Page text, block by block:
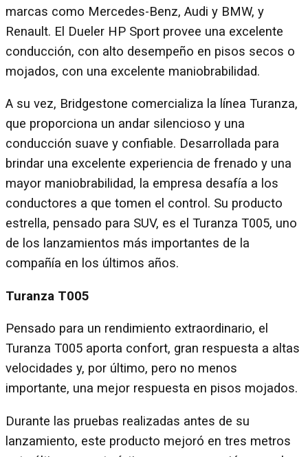
marcas como Mercedes-Benz, Audi y BMW, y
Renault. El Dueler HP Sport provee una excelente
conducción, con alto desempeño en pisos secos o
mojados, con una excelente maniobrabilidad.
A su vez, Bridgestone comercializa la línea Turanza,
que proporciona un andar silencioso y una
conducción suave y confiable. Desarrollada para
brindar una excelente experiencia de frenado y una
mayor maniobrabilidad, la empresa desafía a los
conductores a que tomen el control. Su producto
estrella, pensado para SUV, es el Turanza T005, uno
de los lanzamientos más importantes de la
compañía en los últimos años.
Turanza T005
Pensado para un rendimiento extraordinario, el
Turanza T005 aporta confort, gran respuesta a altas
velocidades y, por último, pero no menos
importante, una mejor respuesta en pisos mojados.
Durante las pruebas realizadas antes de su
lanzamiento, este producto mejoró en tres metros